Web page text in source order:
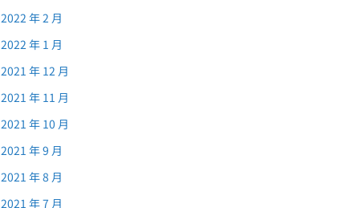
2022 年 2 月
2022 年 1 月
2021 年 12 月
2021 年 11 月
2021 年 10 月
2021 年 9 月
2021 年 8 月
2021 年 7 月